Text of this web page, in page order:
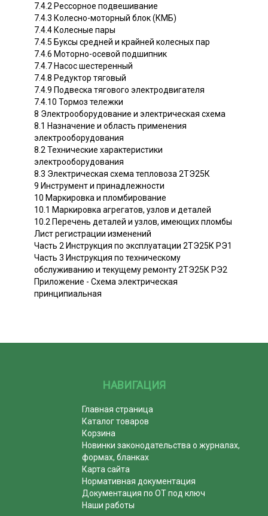
7.4.2 Рессорное подвешивание
7.4.3 Колесно-моторный блок (КМБ)
7.4.4 Колесные пары
7.4.5 Буксы средней и крайней колесных пар
7.4.6 Моторно-осевой подшипник
7.4.7 Насос шестеренный
7.4.8 Редуктор тяговый
7.4.9 Подвеска тягового электродвигателя
7.4.10 Тормоз тележки
8 Электрооборудование и электрическая схема
8.1 Назначение и область применения
электрооборудования
8.2 Технические характеристики
электрооборудования
8.3 Электрическая схема тепловоза 2ТЭ25К
9 Инструмент и принадлежности
10 Маркировка и пломбирование
10.1 Маркировка агрегатов, узлов и деталей
10.2 Перечень деталей и узлов, имеющих пломбы
Лист регистрации изменений
Часть 2 Инструкция по эксплуатации 2ТЭ25К РЭ1
Часть 3 Инструкция по техническому
обслуживанию и текущему ремонту 2ТЭ25К РЭ2
Приложение - Схема электрическая
принципиальная
НАВИГАЦИЯ
Главная страница
Каталог товаров
Корзина
Новинки законодательства о журналах,
формах, бланках
Карта сайта
Нормативная документация
Документация по ОТ под ключ
Наши работы